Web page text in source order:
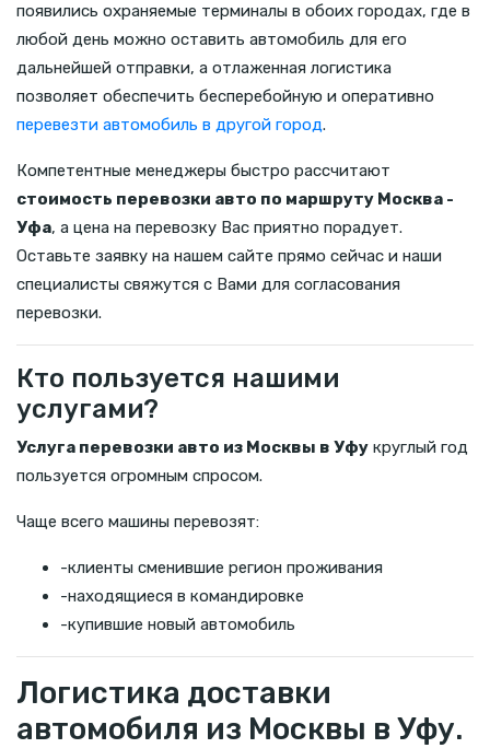
появились охраняемые терминалы в обоих городах, где в
любой день можно оставить автомобиль для его
дальнейшей отправки, а отлаженная логистика
позволяет обеспечить бесперебойную и оперативно
перевезти автомобиль в другой город.
Компетентные менеджеры быстро рассчитают
стоимость перевозки авто по маршруту Москва -
Уфа, а цена на перевозку Вас приятно порадует.
Оставьте заявку на нашем сайте прямо сейчас и наши
специалисты свяжутся с Вами для согласования
перевозки.
Кто пользуется нашими
услугами?
Услуга перевозки авто из Москвы в Уфу круглый год
пользуется огромным спросом.
Чаще всего машины перевозят:
-клиенты сменившие регион проживания
-находящиеся в командировке
-купившие новый автомобиль
Логистика доставки
автомобиля из Москвы в Уфу.